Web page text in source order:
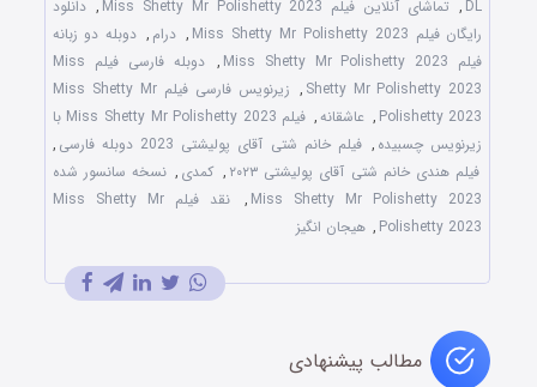
DL
, تماشای آنلاین فیلم Miss Shetty Mr Polishetty 2023 , دانلود
رایگان فیلم Miss Shetty Mr Polishetty 2023
, درام , دوبله دو زبانه
فیلم Miss Shetty Mr Polishetty 2023
,
دوبله فارسی فیلم Miss
Shetty Mr Polishetty 2023
,
زیرنویس فارسی فیلم Miss Shetty Mr
Polishetty 2023
, عاشقانه,
فیلم Miss Shetty Mr Polishetty 2023 با
زیرنویس چسبیده , فیلم خانم شتی آقای پولیشتی 2023 دوبله فارسی
,
فیلم هندی خانم شتی آقای پولیشتی ۲۰۲۳
, کمدی , نسخه سانسور شده
Miss Shetty Mr Polishetty 2023
,
نقد فیلم Miss Shetty Mr
Polishetty 2023
, هیجان انگیز
مطالب پیشنهادی